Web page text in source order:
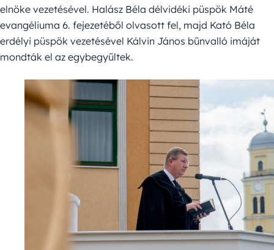
elnöke vezetésével. Halász Béla délvidéki püspök Máté
evangéliuma 6. fejezetéből olvasott fel, majd Kató Béla
erdélyi püspök vezetésével Kálvin János bűnvalló imáját
mondták el az egybegyűltek.